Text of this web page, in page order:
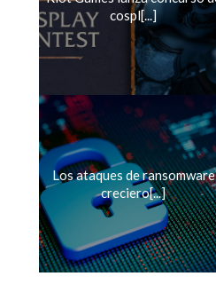
cospl[...]
Los ataques de ransomware
creciero[...]